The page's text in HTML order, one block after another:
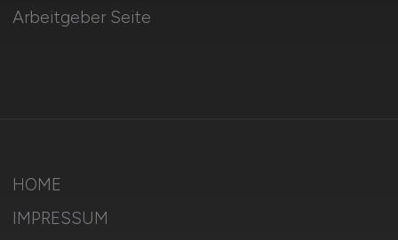
Arbeitgeber Seite
HOME
IMPRESSUM